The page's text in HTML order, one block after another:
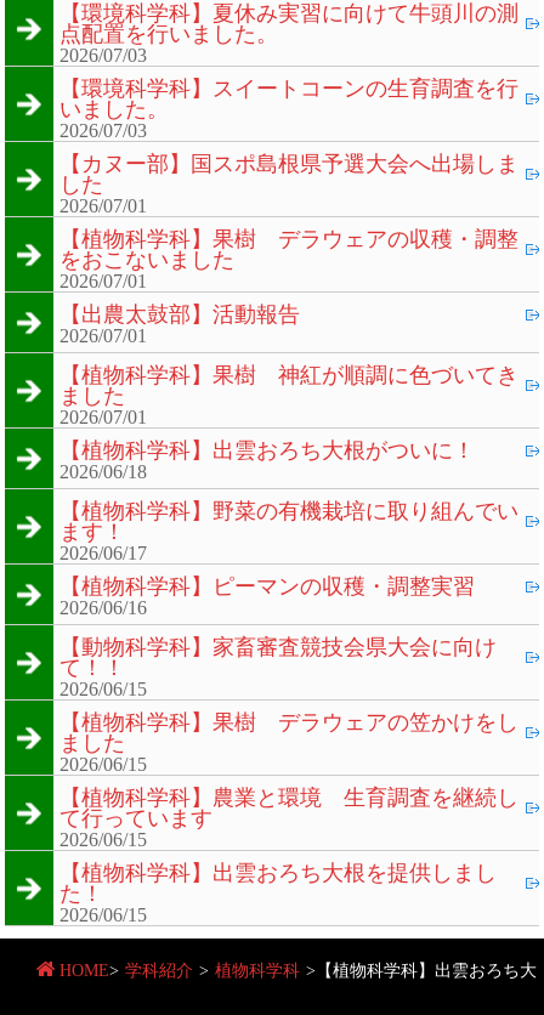
【環境科学科】夏休み実習に向けて牛頭川の測
点配置を行いました。
2026/07/03
【環境科学科】スイートコーンの生育調査を行
いました。
2026/07/03
【カヌー部】国スポ島根県予選大会へ出場しま
した
2026/07/01
【植物科学科】果樹 デラウェアの収穫・調整
をおこないました
2026/07/01
【出農太鼓部】活動報告
2026/07/01
【植物科学科】果樹 神紅が順調に色づいてき
ました
2026/07/01
【植物科学科】出雲おろち大根がついに！
2026/06/18
【植物科学科】野菜の有機栽培に取り組んでい
ます！
2026/06/17
【植物科学科】ピーマンの収穫・調整実習
2026/06/16
【動物科学科】家畜審査競技会県大会に向け
て！！
2026/06/15
【植物科学科】果樹 デラウェアの笠かけをし
ました
2026/06/15
【植物科学科】農業と環境 生育調査を継続し
て行っています
2026/06/15
【植物科学科】出雲おろち大根を提供しまし
た！
2026/06/15
HOME> 学科紹介 > 植物科学科 > 【植物科学科】出雲おろち大